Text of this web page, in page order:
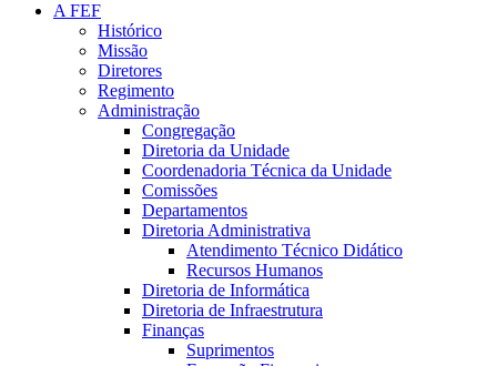
A FEF
Histórico
Missão
Diretores
Regimento
Administração
Congregação
Diretoria da Unidade
Coordenadoria Técnica da Unidade
Comissões
Departamentos
Diretoria Administrativa
Atendimento Técnico Didático
Recursos Humanos
Diretoria de Informática
Diretoria de Infraestrutura
Finanças
Suprimentos